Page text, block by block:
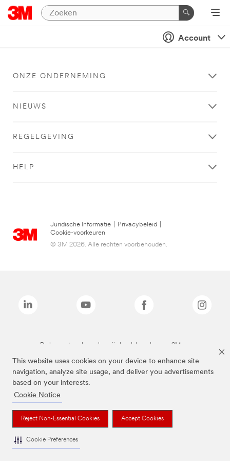
This website uses cookies on your device to enhance site
navigation, analyze site usage, and deliver you advertisements
based on your interests.
Cookie Notice
Reject Non-Essential Cookies Accept Cookies
Cookie Preferences
Account
ONZE ONDERNEMING
NIEUWS
REGELGEVING
HELP
Juridische Informatie Privacybeleid
Cookie-voorkeuren
© 3M 2026. Alle rechten voorbehouden.
De bovenstaande merken zijn handelsmerken van 3M.we